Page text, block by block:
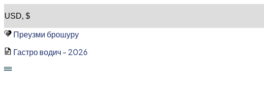
content
Преузми брошуру
Гастро водич - 2026